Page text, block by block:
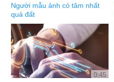
Người mẫu ảnh có tâm nhất
quả đất
0:45